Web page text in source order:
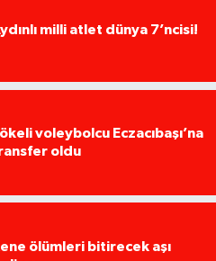
milli atlet dünya 7’ncisi!
voleybolcu Eczacıbaşı’na
oldu
ölümleri bitirecek aşı